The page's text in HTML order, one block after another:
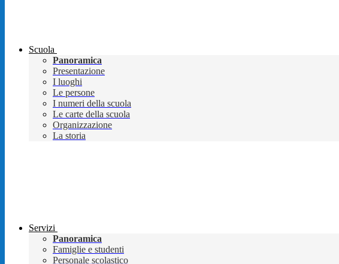
Scuola
Panoramica
Presentazione
I luoghi
Le persone
I numeri della scuola
Le carte della scuola
Organizzazione
La storia
Servizi
Panoramica
Famiglie e studenti
Personale scolastico